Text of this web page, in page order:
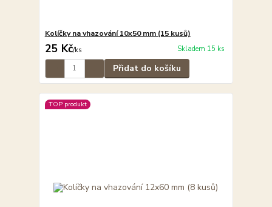
Kolíčky na vhazování 10x50 mm (15 kusů)
25 Kč/ks Skladem 15 ks
Přidat do košíku
TOP produkt